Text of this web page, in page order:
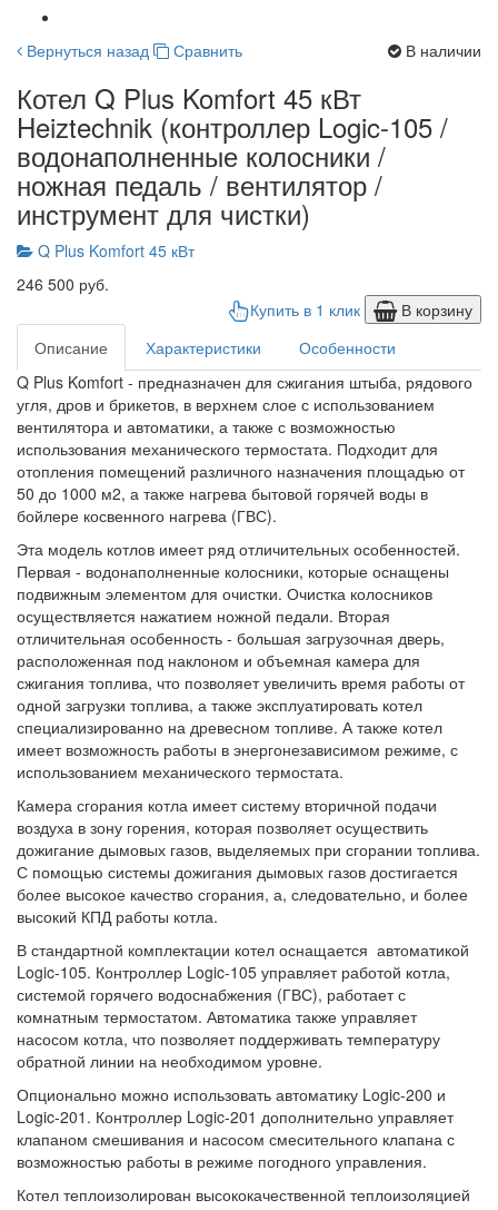
Вернуться назад Сравнить В наличии
Котел Q Plus Komfort 45 кВт
Heiztechnik (контроллер Logic-105 /
водонаполненные колосники /
ножная педаль / вентилятор /
инструмент для чистки)
Q Plus Komfort 45 кВт
246 500 руб.
Купить в 1 клик
В корзину
Описание
Характеристики
Особенности
Q Plus Komfort - предназначен для сжигания штыба, рядового
угля, дров и брикетов, в верхнем слое с использованием
вентилятора и автоматики, а также с возможностью
использования механического термостата. Подходит для
отопления помещений различного назначения площадью от
50 до 1000 м2, а также нагрева бытовой горячей воды в
бойлере косвенного нагрева (ГВС).
Эта модель котлов имеет ряд отличительных особенностей.
Первая - водонаполненные колосники, которые оснащены
подвижным элементом для очистки. Очистка колосников
осуществляется нажатием ножной педали. Вторая
отличительная особенность - большая загрузочная дверь,
расположенная под наклоном и объемная камера для
сжигания топлива, что позволяет увеличить время работы от
одной загрузки топлива, а также эксплуатировать котел
специализированно на древесном топливе. А также котел
имеет возможность работы в энергонезависимом режиме, с
использованием механического термостата.
Камера сгорания котла имеет систему вторичной подачи
воздуха в зону горения, которая позволяет осуществить
дожигание дымовых газов, выделяемых при сгорании топлива.
С помощью системы дожигания дымовых газов достигается
более высокое качество сгорания, а, следовательно, и более
высокий КПД работы котла.
В стандартной комплектации котел оснащается автоматикой
Logic-105. Контроллер Logic-105 управляет работой котла,
системой горячего водоснабжения (ГВС), работает с
комнатным термостатом. Автоматика также управляет
насосом котла, что позволяет поддерживать температуру
обратной линии на необходимом уровне.
Опционально можно использовать автоматику Logic-200 и
Logic-201. Контроллер Logic-201 дополнительно управляет
клапаном смешивания и насосом смесительного клапана с
возможностью работы в режиме погодного управления.
Котел теплоизолирован высококачественной теплоизоляцией